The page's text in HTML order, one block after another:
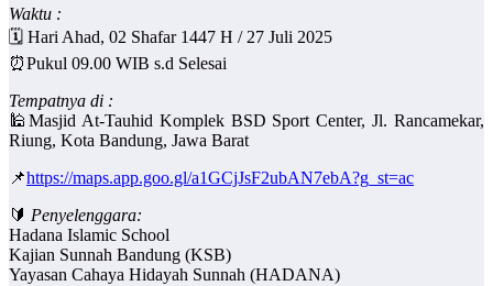
Waktu :
🗓️ Hari Ahad, 02 Shafar 1447 H / 27 Juli 2025
⏰Pukul 09.00 WIB s.d Selesai
Tempatnya di :
🕌Masjid At-Tauhid Komplek BSD Sport Center, Jl. Rancamekar,
Riung, Kota Bandung, Jawa Barat
📌https://maps.app.goo.gl/a1GCjJsF2ubAN7ebA?g_st=ac
🔰 Penyelenggara:
Hadana Islamic School
Kajian Sunnah Bandung (KSB)
Yayasan Cahaya Hidayah Sunnah (HADANA)